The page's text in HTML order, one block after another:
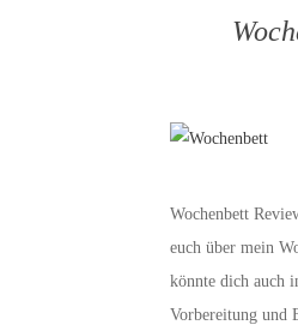
Wochenbett
euch über mein
könnte dich auch
Vorbereitung und